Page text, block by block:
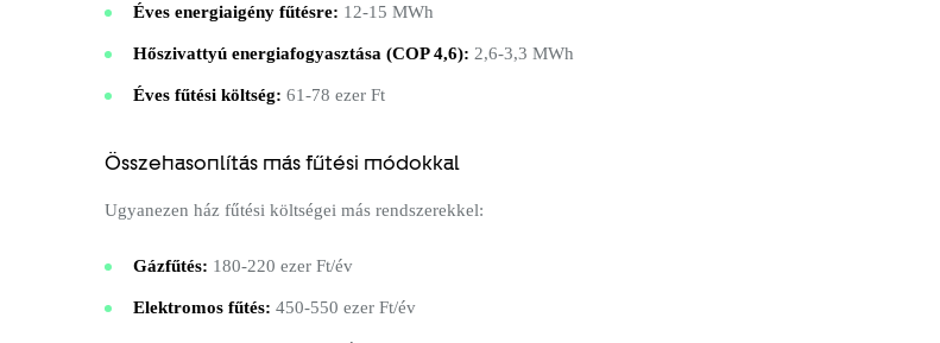
Éves energiaigény fűtésre: 12-15 MWh
Hőszivattyú energiafogyasztása (COP 4,6): 2,6-3,3 MWh
Éves fűtési költség: 61-78 ezer Ft
Összehasonlítás más fűtési módokkal
Ugyanezen ház fűtési költségei más rendszerekkel:
Gázfűtés: 180-220 ezer Ft/év
Elektromos fűtés: 450-550 ezer Ft/év